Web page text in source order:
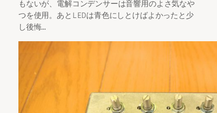
もないが、電解コンデンサーは音響用のよさ気なや
つを使用。あとLEDは青色にしとけばよかったと少
し後悔…